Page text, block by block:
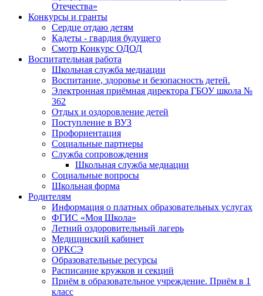
Отечества»
Конкурсы и гранты
Сердце отдаю детям
Кадеты - гвардия будущего
Смотр Конкурс ОДОД
Воспитательная работа
Школьная служба медиации
Воспитание, здоровье и безопасность детей.
Электронная приёмная директора ГБОУ школа №
362
Отдых и оздоровление детей
Поступление в ВУЗ
Профориентация
Социальные партнеры
Служба сопровождения
Школьная служба медиации
Социальные вопросы
Школьная форма
Родителям
Информация о платных образовательных услугах
ФГИС «Моя Школа»
Летний оздоровительный лагерь
Медицинский кабинет
ОРКСЭ
Образовательные ресурсы
Расписание кружков и секций
Приём в образовательное учреждение. Приём в 1
класс